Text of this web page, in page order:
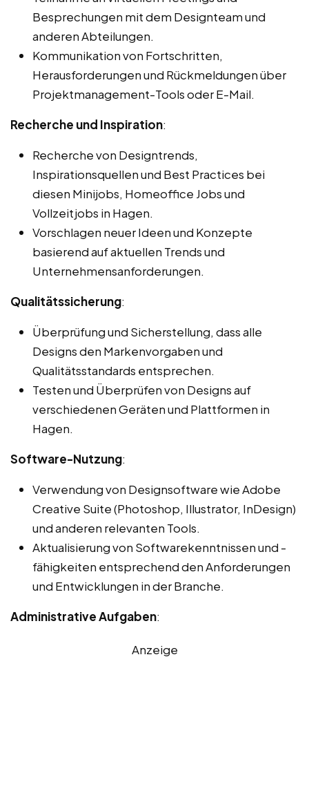
Besprechungen mit dem Designteam und
anderen Abteilungen.
Kommunikation von Fortschritten,
Herausforderungen und Rückmeldungen über
Projektmanagement-Tools oder E-Mail.
Recherche und Inspiration:
Recherche von Designtrends,
Inspirationsquellen und Best Practices bei
diesen Minijobs, Homeoffice Jobs und
Vollzeitjobs in Hagen.
Vorschlagen neuer Ideen und Konzepte
basierend auf aktuellen Trends und
Unternehmensanforderungen.
Qualitätssicherung:
Überprüfung und Sicherstellung, dass alle
Designs den Markenvorgaben und
Qualitätsstandards entsprechen.
Testen und Überprüfen von Designs auf
verschiedenen Geräten und Plattformen in
Hagen.
Software-Nutzung:
Verwendung von Designsoftware wie Adobe
Creative Suite (Photoshop, Illustrator, InDesign)
und anderen relevanten Tools.
Aktualisierung von Softwarekenntnissen und -
fähigkeiten entsprechend den Anforderungen
und Entwicklungen in der Branche.
Administrative Aufgaben:
Anzeige